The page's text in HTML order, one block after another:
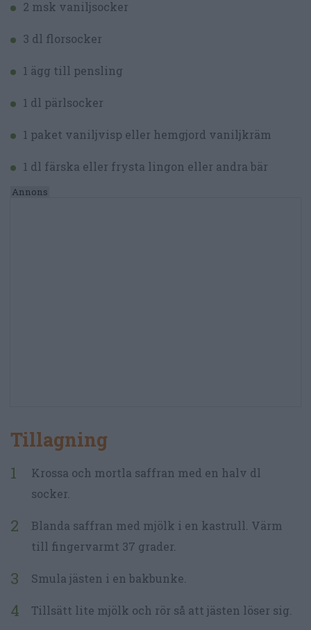
2 msk vaniljsocker
3 dl florsocker
1 ägg till pensling
1 dl pärlsocker
1 paket vaniljvisp eller hemgjord vaniljkräm
1 dl färska eller frysta lingon eller andra bär
Tillagning
Krossa och mortla saffran med en halv dl
socker.
Blanda saffran med mjölk i en kastrull. Värm
till fingervarmt 37 grader.
Smula jästen i en bakbunke.
Tillsätt lite mjölk och rör så att jästen löser sig.